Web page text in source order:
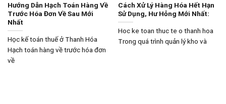
Hướng Dẫn Hạch Toán Hàng Về
Trước Hóa Đơn Về Sau Mới
Nhất
Học kế toán thuế ở Thanh Hóa
Hạch toán hàng về trước hóa đơn
về
Cách Xử Lý Hàng Hóa Hết Hạn
Sử Dụng, Hư Hỏng Mới Nhất:
Hoc ke toan thuc te o thanh hoa
Trong quá trình quản lý kho và